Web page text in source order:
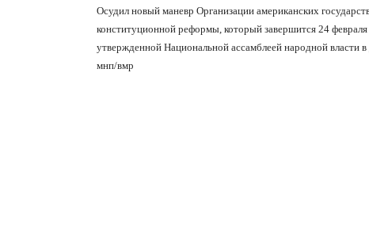
Осудил новый маневр Организации американских
конституционной реформы, который завершится 24
утвержденной Национальной ассамблеей народной власти
мнп/вмр